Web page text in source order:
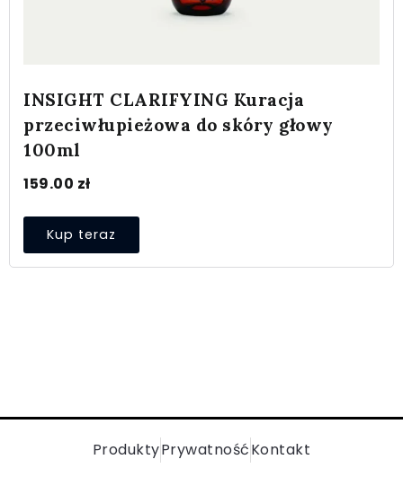
INSIGHT CLARIFYING Kuracja
przeciwłupieżowa do skóry głowy
100ml
159.00 zł
Kup teraz
ProduktyPrywatnośćKontakt